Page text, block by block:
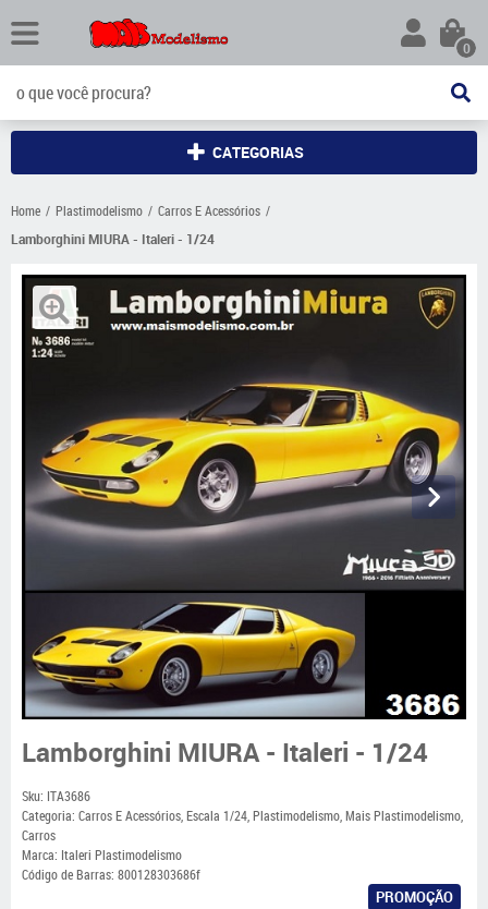
0
CATEGORIAS
Home Plastimodelismo
Carros E Acessórios
Lamborghini MIURA - Italeri - 1/24
Lamborghini MIURA - Italeri - 1/24
Sku: ITA3686
Categoria: Carros E Acessórios,Escala 1/24,Plastimodelismo,Mais Plastimodelismo,
Carros
Marca: Italeri Plastimodelismo
Código de Barras: 800128303686f
PROMOÇÃO